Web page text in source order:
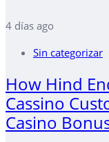
4 días ago
Sin categorizar
How Hind
Cassino
Casino